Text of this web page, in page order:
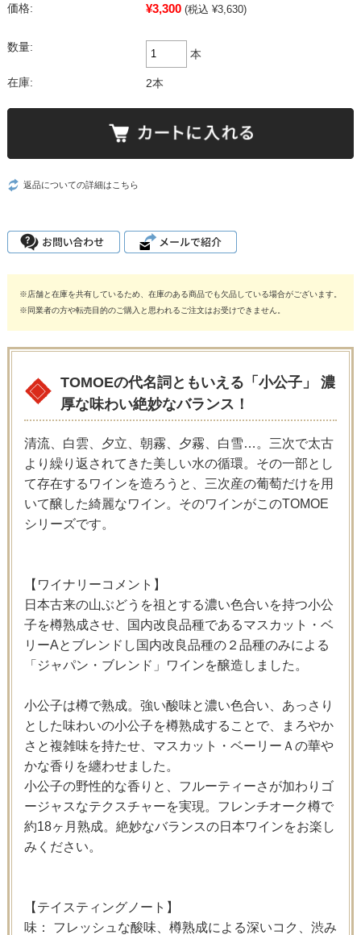
価格: ¥3,300 (税込 ¥3,630)
数量:
本
在庫: 2本
返品についての詳細はこちら
※店舗と在庫を共有しているため、在庫のある商品でも欠品している場合がございます。
※同業者の方や転売目的のご購入と思われるご注文はお受けできません。
TOMOEの代名詞ともいえる「小公子」 濃
厚な味わい絶妙なバランス！
清流、白雲、夕立、朝霧、夕霧、白雪…。三次で太古
より繰り返されてきた美しい水の循環。その一部とし
て存在するワインを造ろうと、三次産の葡萄だけを用
いて醸した綺麗なワイン。そのワインがこのTOMOE
シリーズです。
【ワイナリーコメント】
日本古来の山ぶどうを祖とする濃い色合いを持つ小公
子を樽熟成させ、国内改良品種であるマスカット・ベ
リーAとブレンドし国内改良品種の２品種のみによる
「ジャパン・ブレンド」ワインを醸造しました。
小公子は樽で熟成。強い酸味と濃い色合い、あっさり
とした味わいの小公子を樽熟成することで、まろやか
さと複雑味を持たせ、マスカット・ベーリーＡの華や
かな香りを纏わせました。
小公子の野性的な香りと、フルーティーさが加わりゴ
ージャスなテクスチャーを実現。フレンチオーク樽で
約18ヶ月熟成。絶妙なバランスの日本ワインをお楽し
みください。
【テイスティングノート】
味： フレッシュな酸味、樽熟成による深いコク、渋み